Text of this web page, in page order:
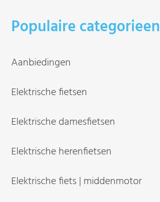
Populaire categorieen
Aanbiedingen
Elektrische fietsen
Elektrische damesfietsen
Elektrische herenfietsen
Elektrische fiets | middenmotor